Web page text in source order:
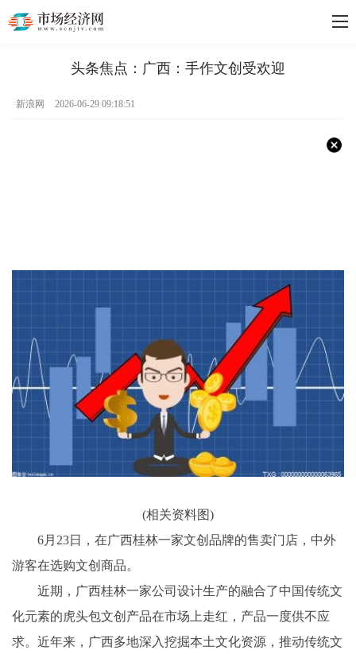
头条焦点：广西：手作文创受欢迎
新浪网 2026-06-29 09:18:51
(相关资料图)
6月23日，在广西桂林一家文创品牌的售卖门店，中外
游客在选购文创商品。
近期，广西桂林一家公司设计生产的融合了中国传统文
化元素的虎头包文创产品在市场上走红，产品一度供不应
求。近年来，广西多地深入挖掘本土文化资源，推动传统文